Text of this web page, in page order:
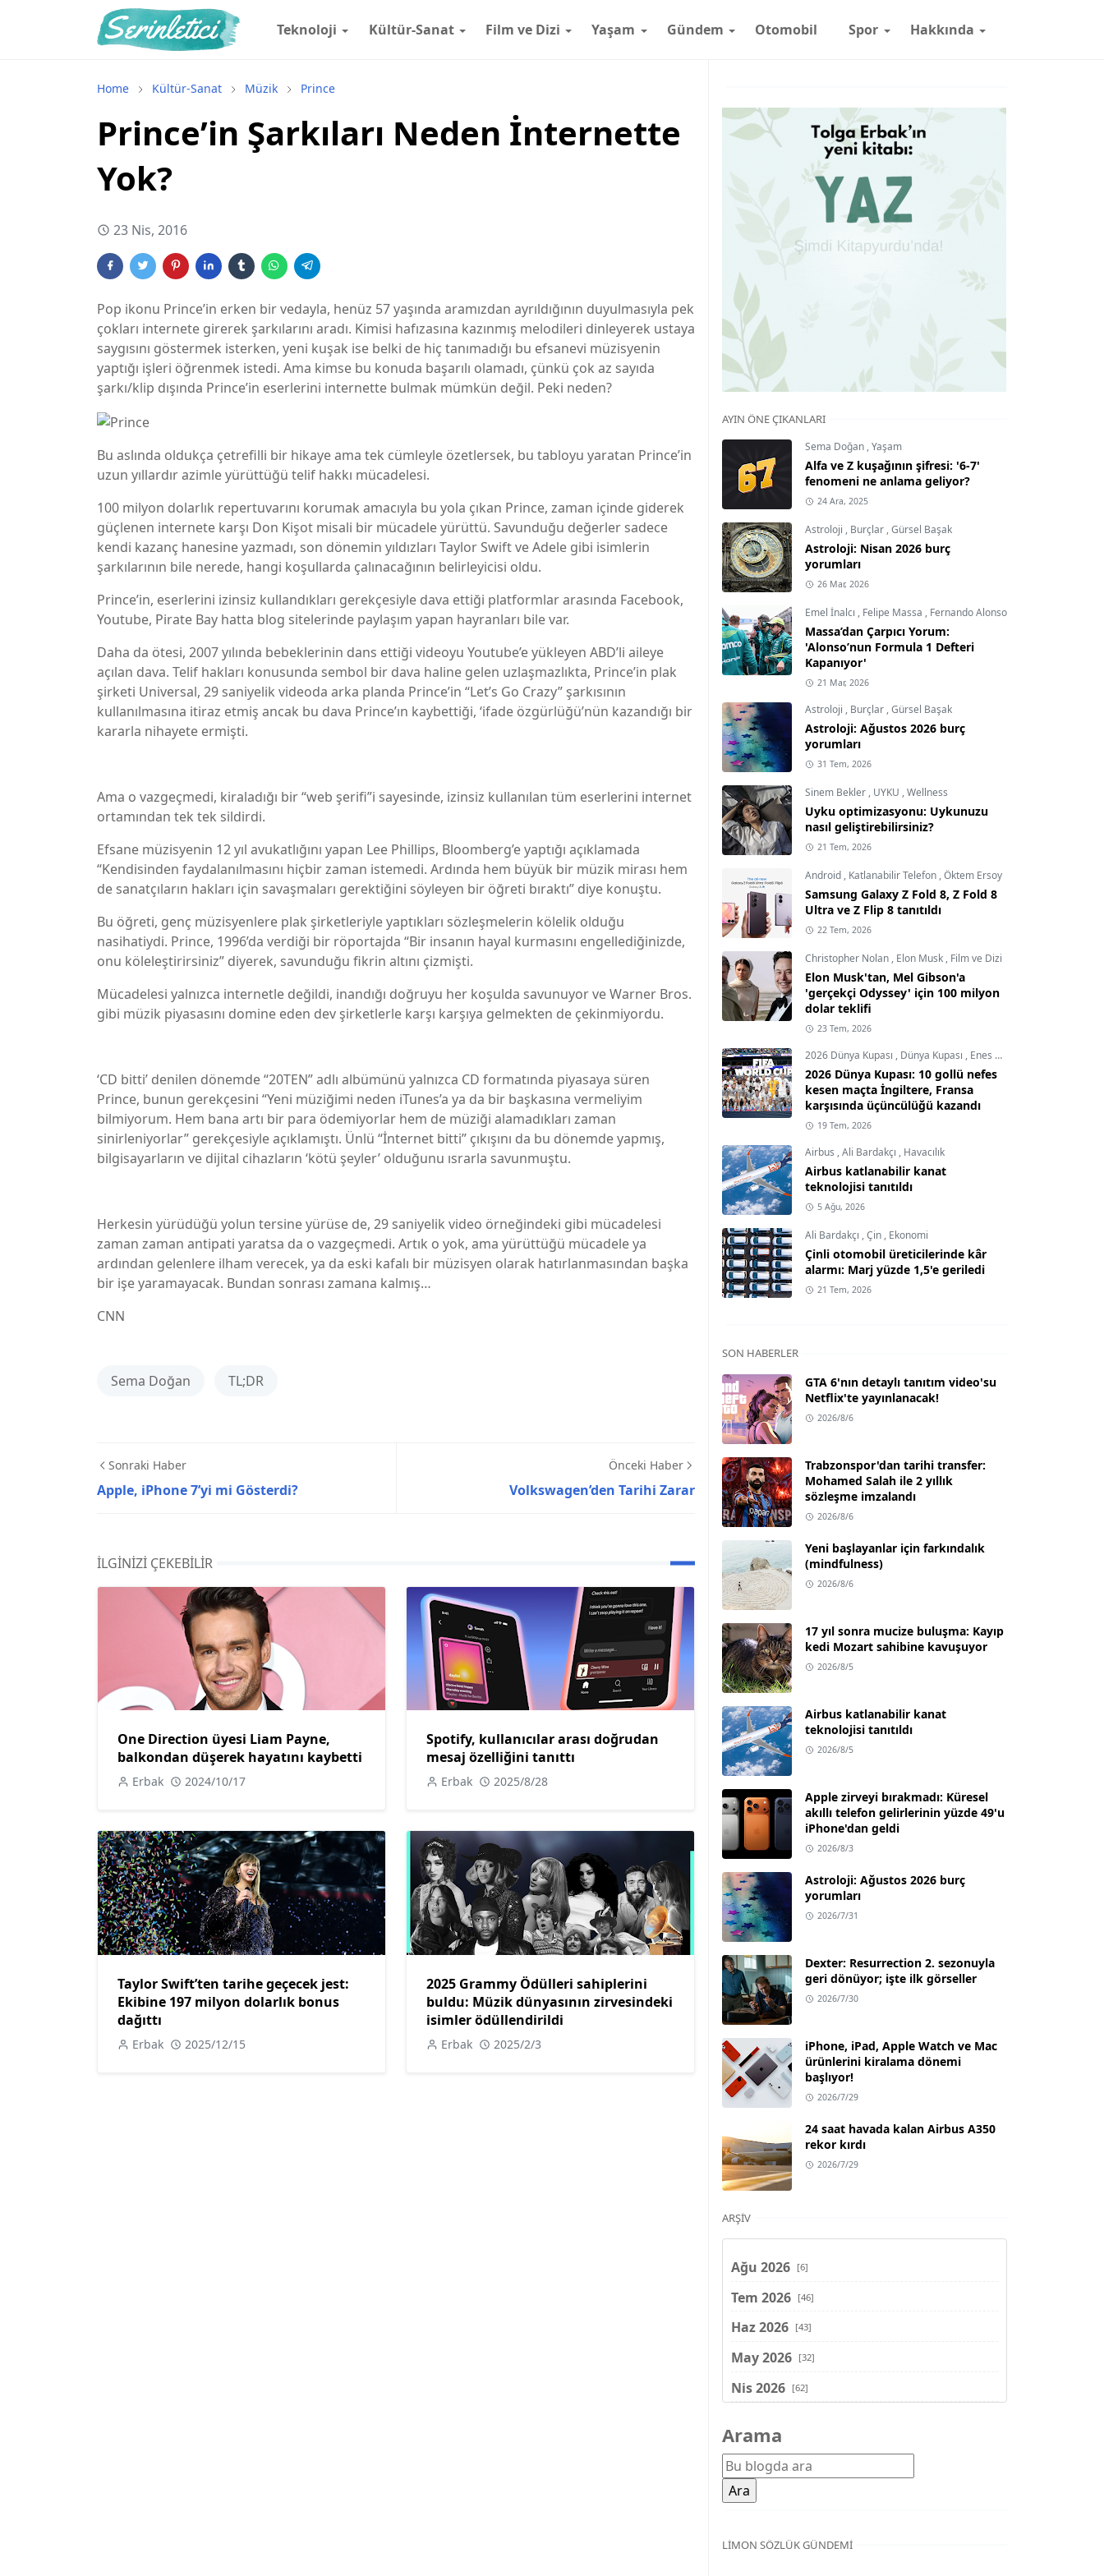
Teknoloji Kültür-Sanat Film ve Dizi Yaşam Gündem Otomobil Spor Hakkında
Home Kültür-Sanat Müzik Prince
Prince’in Şarkıları Neden İnternette
Yok?
23 Nis, 2016
Pop ikonu Prince’in erken bir vedayla, henüz 57 yaşında aramızdan ayrıldığının duyulmasıyla pek
çokları internete girerek şarkılarını aradı. Kimisi hafızasına kazınmış melodileri dinleyerek ustaya
saygısını göstermek isterken, yeni kuşak ise belki de hiç tanımadığı bu efsanevi müzisyenin
yaptığı işleri öğrenmek istedi. Ama kimse bu konuda başarılı olamadı, çünkü çok az sayıda
şarkı/klip dışında Prince’in eserlerini internette bulmak mümkün değil. Peki neden?
Bu aslında oldukça çetrefilli bir hikaye ama tek cümleyle özetlersek, bu tabloyu yaratan Prince’in
uzun yıllardır azimle yürüttüğü telif hakkı mücadelesi.
100 milyon dolarlık repertuvarını korumak amacıyla bu yola çıkan Prince, zaman içinde giderek
güçlenen internete karşı Don Kişot misali bir mücadele yürüttü. Savunduğu değerler sadece
kendi kazanç hanesine yazmadı, son dönemin yıldızları Taylor Swift ve Adele gibi isimlerin
şarkılarının bile nerede, hangi koşullarda çalınacağının belirleyicisi oldu.
Prince’in, eserlerini izinsiz kullandıkları gerekçesiyle dava ettiği platformlar arasında Facebook,
Youtube, Pirate Bay hatta blog sitelerinde paylaşım yapan hayranları bile var.
Daha da ötesi, 2007 yılında bebeklerinin dans ettiği videoyu Youtube’e yükleyen ABD’li aileye
açılan dava. Telif hakları konusunda sembol bir dava haline gelen uzlaşmazlıkta, Prince’in plak
şirketi Universal, 29 saniyelik videoda arka planda Prince’in “Let’s Go Crazy” şarkısının
kullanılmasına itiraz etmiş ancak bu dava Prince’ın kaybettiği, ‘ifade özgürlüğü’nün kazandığı bir
kararla nihayete ermişti.
Ama o vazgeçmedi, kiraladığı bir “web şerifi”i sayesinde, izinsiz kullanılan tüm eserlerini internet
ortamından tek tek sildirdi.
Efsane müzisyenin 12 yıl avukatlığını yapan Lee Phillips, Bloomberg’e yaptığı açıklamada
“Kendisinden faydalanılmasını hiçbir zaman istemedi. Ardında hem büyük bir müzik mirası hem
de sanatçıların hakları için savaşmaları gerektiğini söyleyen bir öğreti bıraktı” diye konuştu.
Bu öğreti, genç müzisyenlere plak şirketleriyle yaptıkları sözleşmelerin kölelik olduğu
nasihatiydi. Prince, 1996’da verdiği bir röportajda “Bir insanın hayal kurmasını engellediğinizde,
onu köleleştirirsiniz” diyerek, savunduğu fikrin altını çizmişti.
Mücadelesi yalnızca internetle değildi, inandığı doğruyu her koşulda savunuyor ve Warner Bros.
gibi müzik piyasasını domine eden dev şirketlerle karşı karşıya gelmekten de çekinmiyordu.
‘CD bitti’ denilen dönemde “20TEN” adlı albümünü yalnızca CD formatında piyasaya süren
Prince, bunun gerekçesini “Yeni müziğimi neden iTunes’a ya da bir başkasına vermeliyim
bilmiyorum. Hem bana artı bir para ödemiyorlar hem de müziği alamadıkları zaman
sinirleniyorlar” gerekçesiyle açıklamıştı. Ünlü “İnternet bitti” çıkışını da bu dönemde yapmış,
bilgisayarların ve dijital cihazların ‘kötü şeyler’ olduğunu ısrarla savunmuştu.
Herkesin yürüdüğü yolun tersine yürüse de, 29 saniyelik video örneğindeki gibi mücadelesi
zaman zaman antipati yaratsa da o vazgeçmedi. Artık o yok, ama yürüttüğü mücadele ya
ardından gelenlere ilham verecek, ya da eski kafalı bir müzisyen olarak hatırlanmasından başka
bir işe yaramayacak. Bundan sonrası zamana kalmış…
CNN
Sema Doğan TL;DR
Sonraki Haber
Apple, iPhone 7’yi mi Gösterdi?
Önceki Haber
Volkswagen’den Tarihi Zarar
İLGINIZI ÇEKEBILIR
One Direction üyesi Liam Payne,
balkondan düşerek hayatını kaybetti
Erbak 2024/10/17
Spotify, kullanıcılar arası doğrudan
mesaj özelliğini tanıttı
Erbak 2025/8/28
Taylor Swift’ten tarihe geçecek jest:
Ekibine 197 milyon dolarlık bonus
dağıttı
Erbak 2025/12/15
2025 Grammy Ödülleri sahiplerini
buldu: Müzik dünyasının zirvesindeki
isimler ödüllendirildi
Erbak 2025/2/3
AYIN ÖNE ÇIKANLARI
Sema Doğan ,Yaşam
Alfa ve Z kuşağının şifresi: '6-7'
fenomeni ne anlama geliyor?
24 Ara, 2025
Astroloji , Burçlar ,Gürsel Başak
Astroloji: Nisan 2026 burç
yorumları
26 Mar, 2026
Emel İnalcı , Felipe Massa , Fernando Alonso
Massa’dan Çarpıcı Yorum:
'Alonso’nun Formula 1 Defteri
Kapanıyor'
21 Mar, 2026
Astroloji , Burçlar ,Gürsel Başak
Astroloji: Ağustos 2026 burç
yorumları
31 Tem, 2026
Sinem Bekler , UYKU ,Wellness
Uyku optimizasyonu: Uykunuzu
nasıl geliştirebilirsiniz?
21 Tem, 2026
Android , Katlanabilir Telefon ,Öktem Ersoy
Samsung Galaxy Z Fold 8, Z Fold 8
Ultra ve Z Flip 8 tanıtıldı
22 Tem, 2026
Christopher Nolan , Elon Musk , Film ve Dizi
Elon Musk'tan, Mel Gibson'a
'gerçekçi Odyssey' için 100 milyon
dolar teklifi
23 Tem, 2026
2026 Dünya Kupası , Dünya Kupası , Enes Demircioğlu
2026 Dünya Kupası: 10 gollü nefes
kesen maçta İngiltere, Fransa
karşısında üçüncülüğü kazandı
19 Tem, 2026
Airbus ,Ali Bardakçı , Havacılık
Airbus katlanabilir kanat
teknolojisi tanıtıldı
5 Ağu, 2026
Ali Bardakçı ,Çin , Ekonomi
Çinli otomobil üreticilerinde kâr
alarmı: Marj yüzde 1,5'e geriledi
21 Tem, 2026
SON HABERLER
GTA 6'nın detaylı tanıtım video'su
Netflix'te yayınlanacak!
2026/8/6
Trabzonspor'dan tarihi transfer:
Mohamed Salah ile 2 yıllık
sözleşme imzalandı
2026/8/6
Yeni başlayanlar için farkındalık
(mindfulness)
2026/8/6
17 yıl sonra mucize buluşma: Kayıp
kedi Mozart sahibine kavuşuyor
2026/8/5
Airbus katlanabilir kanat
teknolojisi tanıtıldı
2026/8/5
Apple zirveyi bırakmadı: Küresel
akıllı telefon gelirlerinin yüzde 49'u
iPhone'dan geldi
2026/8/3
Astroloji: Ağustos 2026 burç
yorumları
2026/7/31
Dexter: Resurrection 2. sezonuyla
geri dönüyor; işte ilk görseller
2026/7/30
iPhone, iPad, Apple Watch ve Mac
ürünlerini kiralama dönemi
başlıyor!
2026/7/29
24 saat havada kalan Airbus A350
rekor kırdı
2026/7/29
ARŞIV
Ağu 2026 [6]
Tem 2026 [46]
Haz 2026 [43]
May 2026 [32]
Nis 2026 [62]
Şub 2026
Oca 2026 [72]
Ara 2025
Kas 2025
Arama
LIMON SÖZLÜK GÜNDEMI